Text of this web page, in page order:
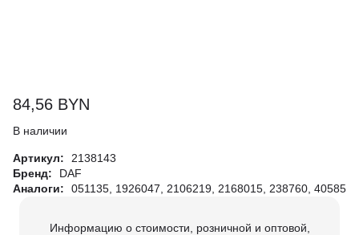
84,56 BYN
В наличии
Артикул:
2138143
Бренд:
DAF
Аналоги:
051135, 1926047, 2106219, 2168015, 238760, 40585
Информацию о стоимости, розничной и оптовой,